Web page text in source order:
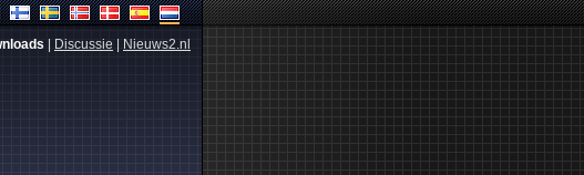
Discussie Nieuws2.nl